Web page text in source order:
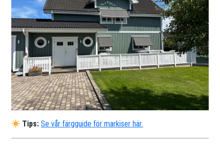
Tips: Se vår färgguide för markiser här.